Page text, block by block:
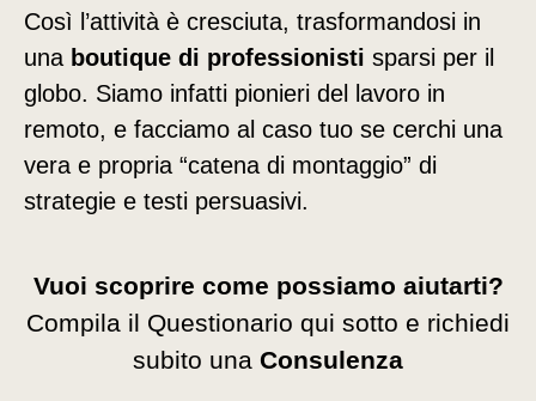
Così l’attività è cresciuta, trasformandosi in
una boutique di professionisti sparsi per il
globo. Siamo infatti pionieri del lavoro in
remoto, e facciamo al caso tuo se cerchi una
vera e propria “catena di montaggio” di
strategie e testi persuasivi.
Vuoi scoprire come possiamo aiutarti?
Compila il Questionario qui sotto e richiedi
subito una Consulenza